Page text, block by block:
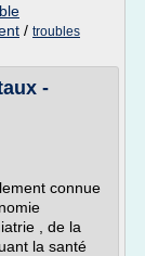
/ troubles
-
connue
, de la
la santé